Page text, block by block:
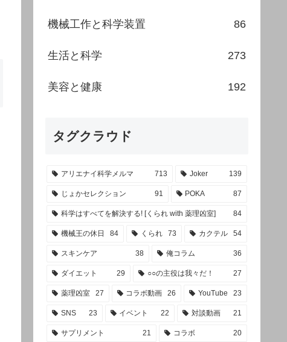
機械工作と科学装置 86
生活と科学 273
美容と健康 192
タグクラウド
アリエナイ科学メルマ 713 Joker 139
じょかセレクション 91 POKA 87
科学はすべてを解決する! [くられ with 薬理凶室] 84
機械王の休日 84 くられ 73 カクテル 54
スキンケア 38 俺コラム 36
ダイエット 29 ○○の主役は我々だ！ 27
薬理凶室 27 コラボ動画 26 YouTube 23
SNS 23 イベント 22 対談動画 21
サプリメント 21 コラボ 20